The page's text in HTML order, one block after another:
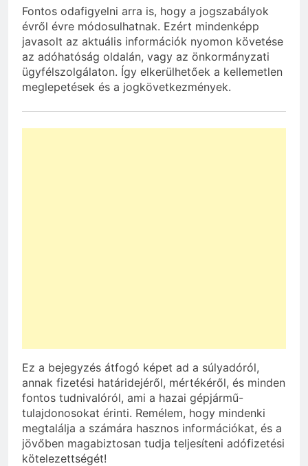
Fontos odafigyelni arra is, hogy a jogszabályok
évről évre módosulhatnak. Ezért mindenképp
javasolt az aktuális információk nyomon követése
az adóhatóság oldalán, vagy az önkormányzati
ügyfélszolgálaton. Így elkerülhetőek a kellemetlen
meglepetések és a jogkövetkezmények.
Ez a bejegyzés átfogó képet ad a súlyadóról,
annak fizetési határidejéről, mértékéről, és minden
fontos tudnivalóról, ami a hazai gépjármű-
tulajdonosokat érinti. Remélem, hogy mindenki
megtalálja a számára hasznos információkat, és a
jövőben magabiztosan tudja teljesíteni adófizetési
kötelezettségét!